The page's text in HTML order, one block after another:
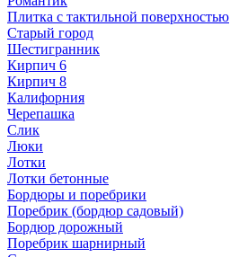
Плитка с тактильной поверхностью
Старый город
Шестигранник
Кирпич 6
Кирпич 8
Калифорния
Черепашка
Слик
Люки
Лотки
Лотки бетонные
Бордюры и поребрики
Поребрик (бордюр садовый)
Бордюр дорожный
Поребрик шарнирный